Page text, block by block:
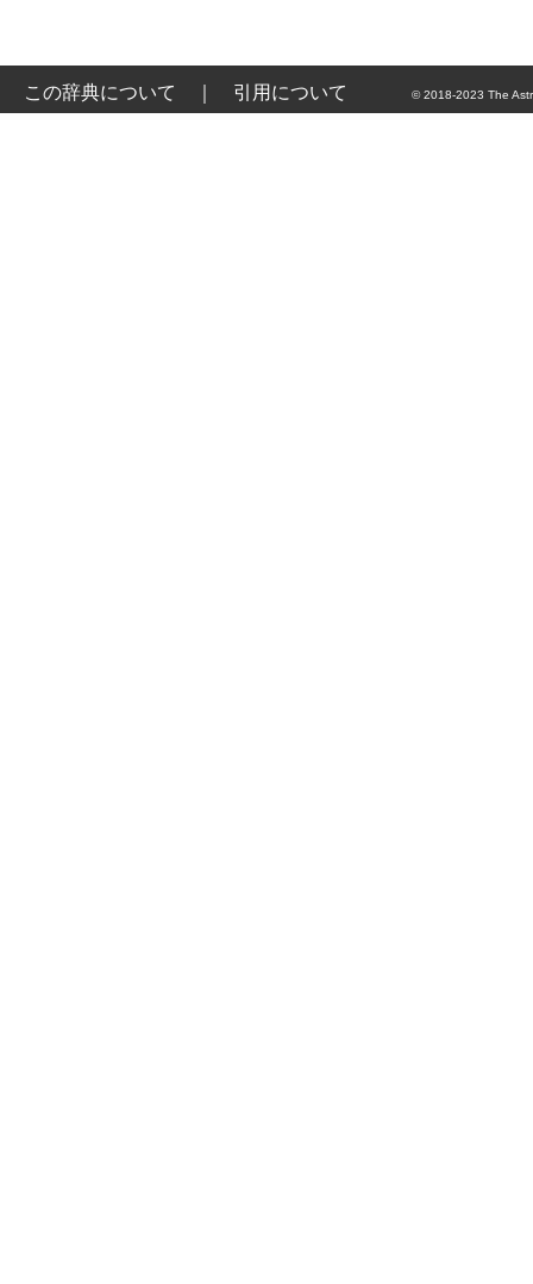
この辞典について 引用について © 2018-2023 The